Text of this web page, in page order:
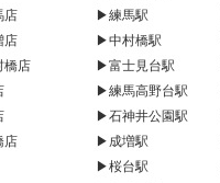
店
店
橋店
店
▶練馬駅
▶中村橋駅
▶富士見台駅
▶練馬高野台駅
▶石神井公園駅
▶成増駅
▶桜台駅